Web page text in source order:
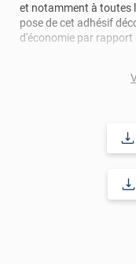
et notamment à toutes
pose de cet adhésif
d'économie par rapport
Pour donner une
comptez sur ce vinyl
imperfections. Classé
revêtement peut être
: 10 ans en
écaillage, délamination